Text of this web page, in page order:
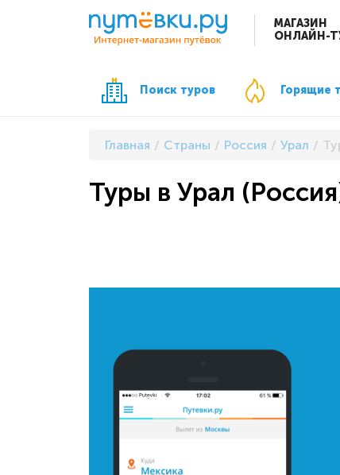
МАГАЗИН
ОНЛАЙН-
Поиск туров Горящие
Главная Страны Россия Урал
Туры в Урал